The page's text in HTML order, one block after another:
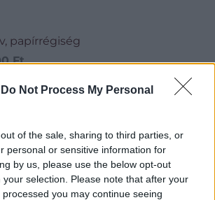
Do Not Process My Personal
of the sale, sharing to third parties, or
personal or sensitive information for
by us, please use the below opt-out
selection. Please note that after your
you may continue seeing
papírrégiség
Ft
aukcio.net